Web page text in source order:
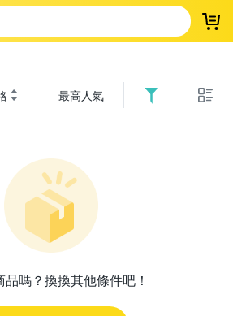
登
最高人氣
嗎？換換其他條件吧！